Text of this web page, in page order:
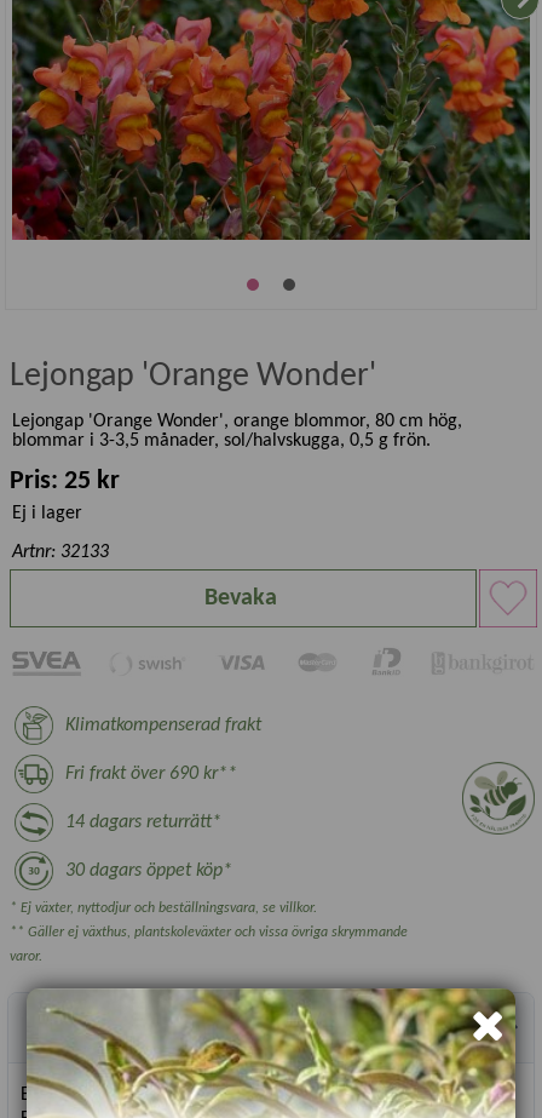
Lejongap 'Orange Wonder'
Lejongap 'Orange Wonder', orange blommor, 80 cm hög,
blommar i 3-3,5 månader, sol/halvskugga, 0,5 g frön.
Pris: 25 kr
Ej i lager
Artnr: 32133
Bevaka
Klimatkompenserad frakt
Fri frakt över 690 kr**
14 dagars returrätt*
30 dagars öppet köp*
* Ej växter, nyttodjur och beställningsvara, se villkor.
** Gäller ej växthus, plantskoleväxter och vissa övriga skrymmande
varor.
Produktbeskrivning
Ettårig 80 cm hög blomma med originella blommor.